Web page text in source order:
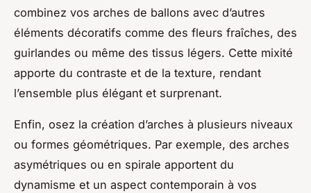
combinez vos arches de ballons avec d’autres
éléments décoratifs comme des fleurs fraîches, des
guirlandes ou même des tissus légers. Cette mixité
apporte du contraste et de la texture, rendant
l’ensemble plus élégant et surprenant.
Enfin, osez la création d’arches à plusieurs niveaux
ou formes géométriques. Par exemple, des arches
asymétriques ou en spirale apportent du
dynamisme et un aspect contemporain à vos